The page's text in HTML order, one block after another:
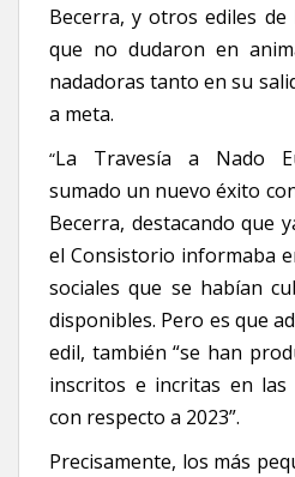
Becerra, y otros ediles de
que no dudaron en
nadadoras tanto en su
a meta.
“La Travesía a Nado
sumado un nuevo éxito
Becerra, destacando que
el Consistorio informaba
sociales que se habían
disponibles. Pero es que
edil, también “se han
inscritos e incritas en las
con respecto a 2023”.
Precisamente, los más